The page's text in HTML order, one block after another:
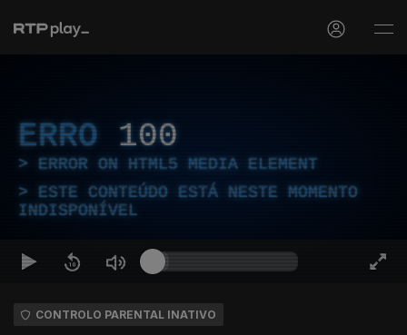
ERRO 100
ERROR ON HTML5 MEDIA ELEMENT
ESTE CONTEÚDO ESTÁ NESTE MOMENTO
INDISPONÍVEL
CONTROLO PARENTAL INATIVO